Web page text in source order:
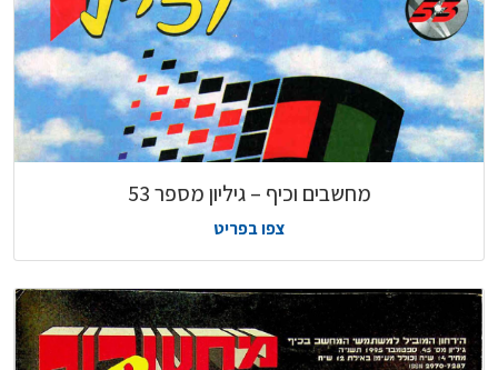
מחשבים וכיף – גיליון מספר 53
צפו בפריט